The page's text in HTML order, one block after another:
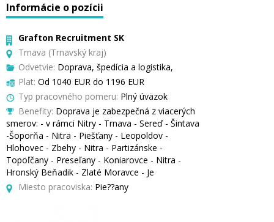
Informácie o pozícii
Grafton Recruitment SK
Trnava (Trnavský kraj)
Odvetvie: Doprava, špedícia a logistika,
Plat: Od 1040 EUR do 1196 EUR
Typ pracovného pomeru: Plný úväzok
Benefity: Doprava je zabezpečná z viacerých
smerov: - v rámci Nitry - Trnava - Sereď - Šintava
-Šoporňa - Nitra - Piešťany - Leopoldov -
Hlohovec - Zbehy - Nitra - Partizánske -
Topoľčany - Preseľany - Koniarovce - Nitra -
Hronský Beňadik - Zlaté Moravce - Je
Miesto pracoviska: Pie??any